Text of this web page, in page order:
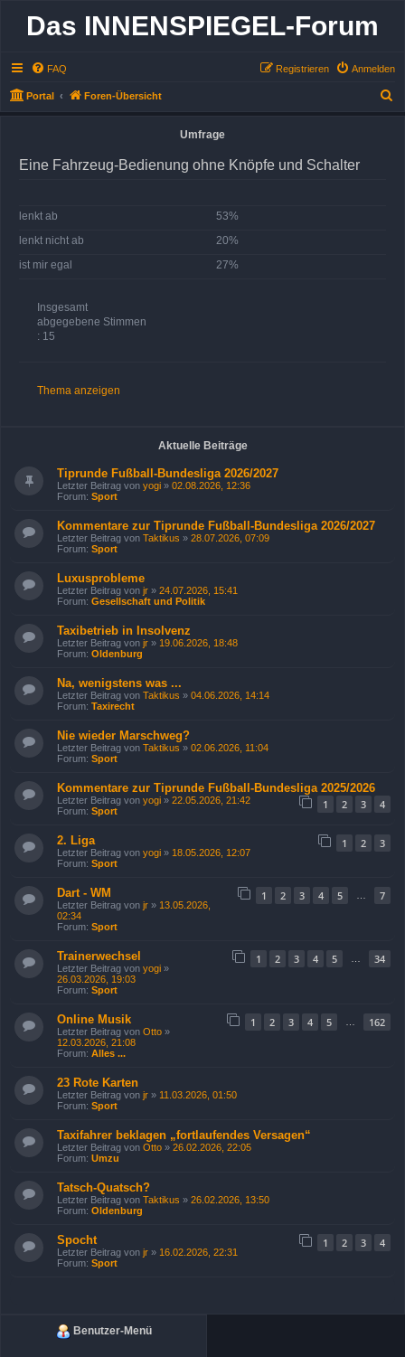
Das INNENSPIEGEL-Forum
FAQ Anmelden
Registrieren
Portal Foren-Übersicht
u
Umfrage
Eine Fahrzeug-Bedienung ohne Knöpfe und Schalter
lenkt ab
53%
lenkt nicht ab
20%
ist mir egal
27%
Insgesamt
abgegebene Stimmen
: 15
Thema anzeigen
Aktuelle Beiträge
Tiprunde Fußball-Bundesliga 2026/2027
Letzter Beitrag von yogi » 02.08.2026, 12:36
Forum: Sport
Kommentare zur Tiprunde Fußball-Bundesliga 2026/2027
Letzter Beitrag von Taktikus » 28.07.2026, 07:09
Forum: Sport
Luxusprobleme
Letzter Beitrag von jr » 24.07.2026, 15:41
Forum: Gesellschaft und Politik
Taxibetrieb in Insolvenz
Letzter Beitrag von jr » 19.06.2026, 18:48
Forum: Oldenburg
Na, wenigstens was ...
Letzter Beitrag von Taktikus » 04.06.2026, 14:14
Forum: Taxirecht
Nie wieder Marschweg?
Letzter Beitrag von Taktikus » 02.06.2026, 11:04
Forum: Sport
Kommentare zur Tiprunde Fußball-Bundesliga 2025/2026
1
2 3 4
Letzter Beitrag von yogi » 22.05.2026, 21:42
Forum: Sport
2. Liga 1 2 3
Letzter Beitrag von yogi » 18.05.2026, 12:07
Forum: Sport
Dart - WM 1 2 3 4 5 7
Letzter Beitrag von jr » 13.05.2026,
02:34
Forum: Sport
Trainerwechsel 1 2 3 4 5 34
Letzter Beitrag von yogi »
26.03.2026, 19:03
Forum: Sport
Online Musik 1 2 3 4 5 162
Letzter Beitrag von Otto »
12.03.2026, 21:08
Forum: Alles ...
23 Rote Karten
Letzter Beitrag von jr » 11.03.2026, 01:50
Forum: Sport
Taxifahrer beklagen „fortlaufendes Versagen“
Letzter Beitrag von Otto » 26.02.2026, 22:05
Forum: Umzu
Tatsch-Quatsch?
Letzter Beitrag von Taktikus » 26.02.2026, 13:50
Forum: Oldenburg
Spocht 1 2 3 4
Letzter Beitrag von jr » 16.02.2026, 22:31
Forum: Sport
Benutzer-Menü